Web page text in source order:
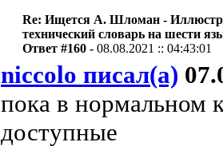
Re: Ищется А. Шломан -
технический словарь на шести
Ответ #160 -08.08.2021 :: 04:43:01
niccolo писал(а)
пока в нормальном
доступные